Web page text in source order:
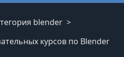
blender
курсов по Blender